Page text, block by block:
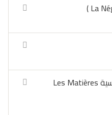
الحصة الرابعة ( المواد الدراسية Les Matières